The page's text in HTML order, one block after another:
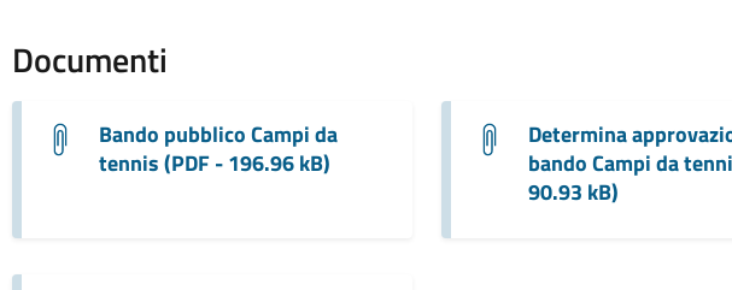
Documenti
Bando pubblico Campi da
tennis (PDF - 196.96 kB)
Determina
bando Campi da
90.93 kB)